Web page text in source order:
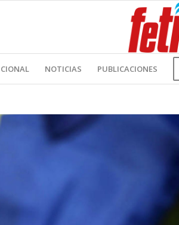
NOTICIAS PUBLICACIONES